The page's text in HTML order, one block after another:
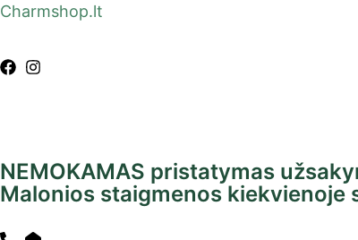
Charmshop.lt
NEMOKAMAS pristatymas
Malonios staigmenos kiekvienoje